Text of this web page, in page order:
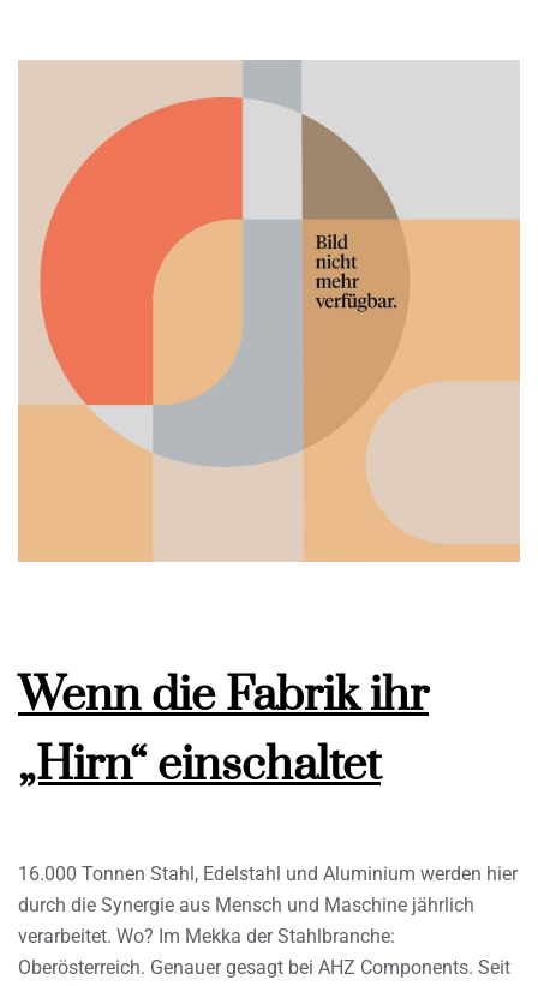
Wenn die Fabrik ihr
„Hirn“ einschaltet
16.000 Tonnen Stahl, Edelstahl und Aluminium werden hier
durch die Synergie aus Mensch und Maschine jährlich
verarbeitet. Wo? Im Mekka der Stahlbranche:
Oberösterreich. Genauer gesagt bei AHZ Components. Seit